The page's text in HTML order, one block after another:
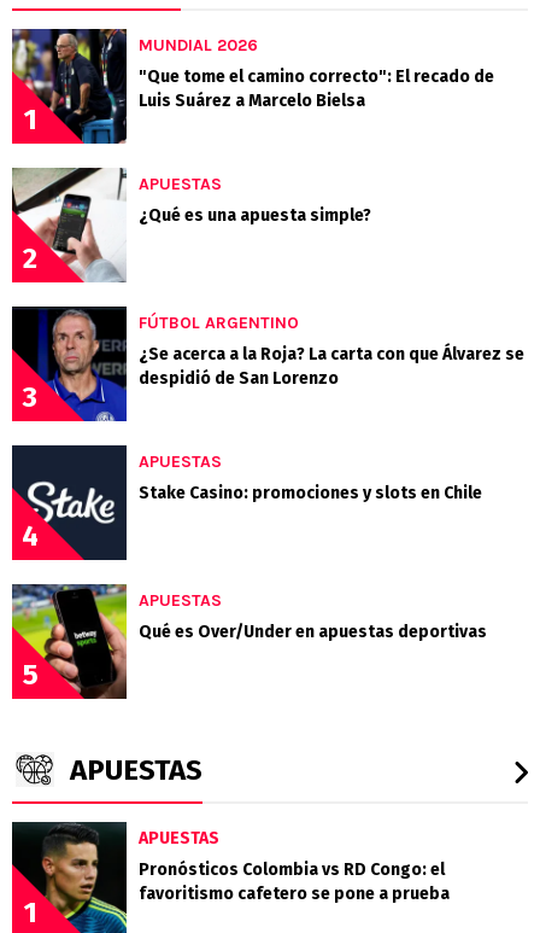
1
MUNDIAL 2026
"Que tome el camino correcto": El recado de
Luis Suárez a Marcelo Bielsa
2
APUESTAS
¿Qué es una apuesta simple?
3
FÚTBOL ARGENTINO
¿Se acerca a la Roja? La carta con que Álvarez se
despidió de San Lorenzo
4
APUESTAS
Stake Casino: promociones y slots en Chile
5
APUESTAS
Qué es Over/Under en apuestas deportivas
APUESTAS
1
APUESTAS
Pronósticos Colombia vs RD Congo: el
favoritismo cafetero se pone a prueba